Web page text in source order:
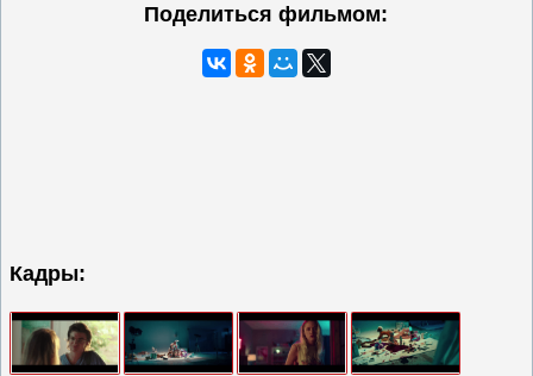
Поделиться фильмом:
Кадры: